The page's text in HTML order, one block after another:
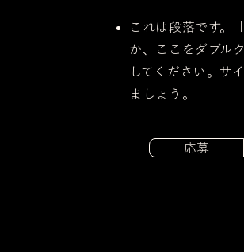
これは段落です。
か、ここをダブル
してください。サ
ましょう。
応募